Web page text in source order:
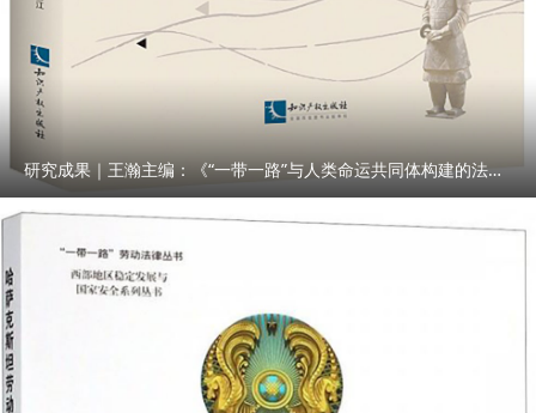
研究成果｜王瀚主编：《“一带一路”与人类命运共同体构建的法律与实践》